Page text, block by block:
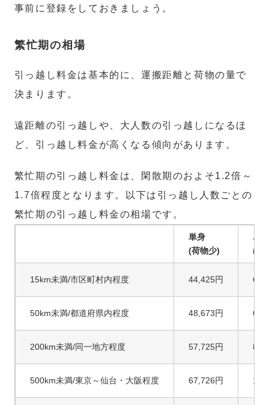
事前に登録をしておきましょう。
繁忙期の相場
引っ越し料金は基本的に、運搬距離と荷物の量で
決まります。
遠距離の引っ越しや、大人数の引っ越しになるほ
ど、引っ越し料金が高くなる傾向があります。
繁忙期の引っ越し料金は、閑散期のおよそ1.2倍～
1.7倍程度となります。以下は引っ越し人数ごとの
繁忙期の引っ越し料金の相場です。
単身
(荷物少)
単身
(荷
15km未満/市区町村内程度 44,425円
50km未満/都道府県内程度 48,673円
200km未満/同一地方程度 57,725円
500km未満/東京～仙台・大阪程度 67,726円